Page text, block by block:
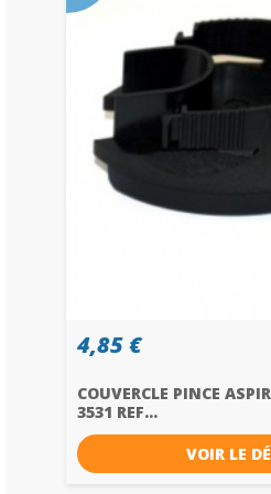
4,85 €
COUVERCLE PINCE
3531 REF...
VOIR LE